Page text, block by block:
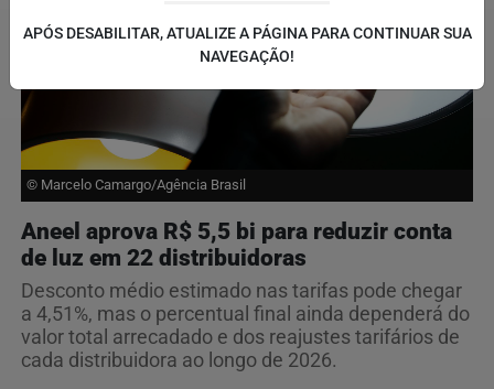
© Marcelo Camargo/Agência Brasil
Aneel aprova R$ 5,5 bi para reduzir conta
de luz em 22 distribuidoras
Desconto médio estimado nas tarifas pode chegar
a 4,51%, mas o percentual final ainda dependerá do
valor total arrecadado e dos reajustes tarifários de
cada distribuidora ao longo de 2026.
APÓS DESABILITAR, ATUALIZE A PÁGINA PARA CONTINUAR SUA
NAVEGAÇÃO!